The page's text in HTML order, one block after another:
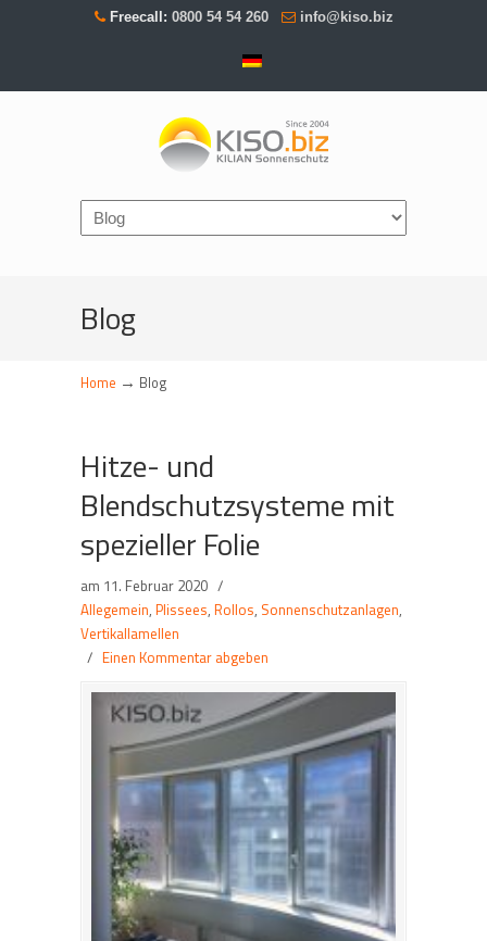
Freecall: 0800 54 54 260 info@kiso.biz
Navigation
Blog
Home → Blog
Hitze- und
Blendschutzsysteme mit
spezieller Folie
am 11. Februar 2020 /
Allegemein, Plissees, Rollos, Sonnenschutzanlagen,
Vertikallamellen
/ Einen Kommentar abgeben